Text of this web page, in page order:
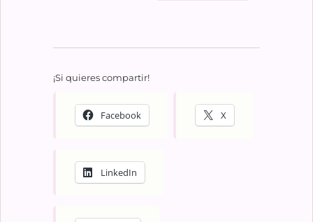
¡Si quieres compartir!
Facebook X
LinkedIn